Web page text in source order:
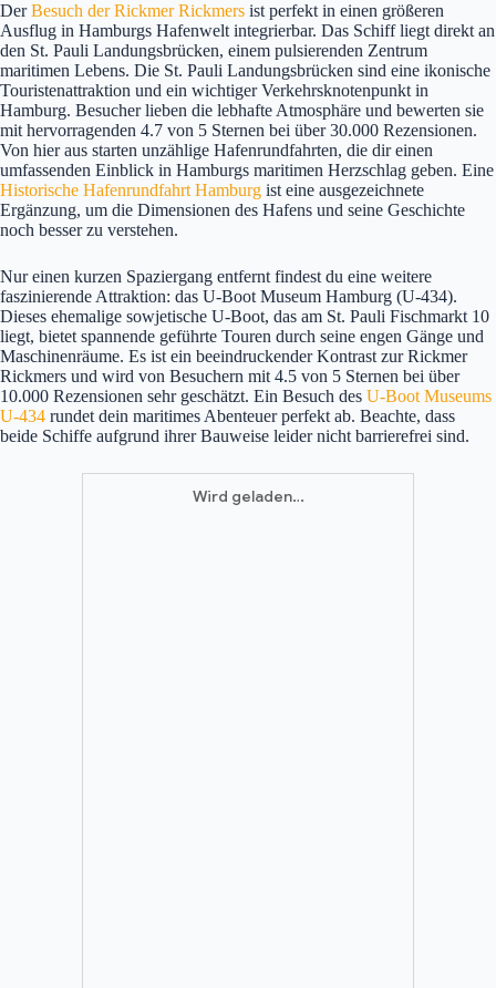
DerBesuch der Rickmer Rickmers ist perfekt in einen größeren
Ausflug in Hamburgs Hafenwelt integrierbar. Das Schiff liegt direkt an
den St. Pauli Landungsbrücken, einem pulsierenden Zentrum
maritimen Lebens. Die St. Pauli Landungsbrücken sind eine ikonische
Touristenattraktion und ein wichtiger Verkehrsknotenpunkt in
Hamburg. Besucher lieben die lebhafte Atmosphäre und bewerten sie
mit hervorragenden 4.7 von 5 Sternen bei über 30.000 Rezensionen.
Von hier aus starten unzählige Hafenrundfahrten, die dir einen
umfassenden Einblick in Hamburgs maritimen Herzschlag geben. Eine
Historische Hafenrundfahrt Hamburg ist eine ausgezeichnete
Ergänzung, um die Dimensionen des Hafens und seine Geschichte
noch besser zu verstehen.
Nur einen kurzen Spaziergang entfernt findest du eine weitere
faszinierende Attraktion: das U-Boot Museum Hamburg (U-434).
Dieses ehemalige sowjetische U-Boot, das am St. Pauli Fischmarkt 10
liegt, bietet spannende geführte Touren durch seine engen Gänge und
Maschinenräume. Es ist ein beeindruckender Kontrast zur Rickmer
Rickmers und wird von Besuchern mit 4.5 von 5 Sternen bei über
10.000 Rezensionen sehr geschätzt. Ein Besuch des U-Boot Museums
U-434 rundet dein maritimes Abenteuer perfekt ab. Beachte, dass
beide Schiffe aufgrund ihrer Bauweise leider nicht barrierefrei sind.